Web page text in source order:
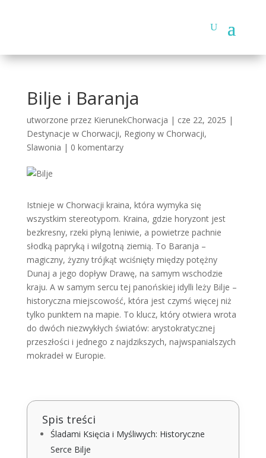
Bilje i Baranja
utworzone przez KierunekChorwacja | cze 22, 2025 |
Destynacje w Chorwacji, Regiony w Chorwacji,
Slawonia | 0 komentarzy
Istnieje w Chorwacji kraina, która wymyka się
wszystkim stereotypom. Kraina, gdzie horyzont jest
bezkresny, rzeki płyną leniwie, a powietrze pachnie
słodką papryką i wilgotną ziemią. To Baranja –
magiczny, żyzny trójkąt wciśnięty między potężny
Dunaj a jego dopływ Drawę, na samym wschodzie
kraju. A w samym sercu tej panońskiej idylli leży Bilje –
historyczna miejscowość, która jest czymś więcej niż
tylko punktem na mapie. To klucz, który otwiera wrota
do dwóch niezwykłych światów: arystokratycznej
przeszłości i jednego z najdzikszych, najwspanialszych
mokradeł w Europie.
Spis treści
Śladami Księcia i Myśliwych: Historyczne
Serce Bilje